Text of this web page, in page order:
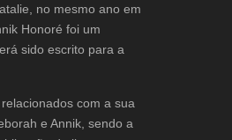
no mesmo ano em
Honoré foi um
sido escrito para a
com a sua
e Annik, sendo a